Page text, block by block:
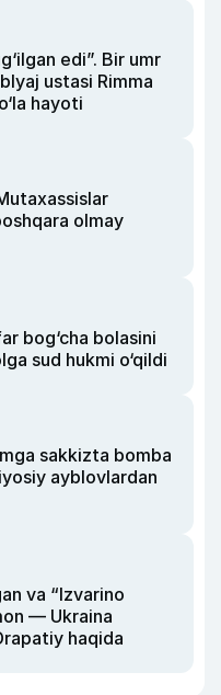
edi”. Bir umr
ustasi Rimma
hayoti
olmay
bog‘cha bolasini
sud hukmi o‘qildi
sakkizta bomba
ayblovlardan
va “Izvarino
— Ukraina
haqida